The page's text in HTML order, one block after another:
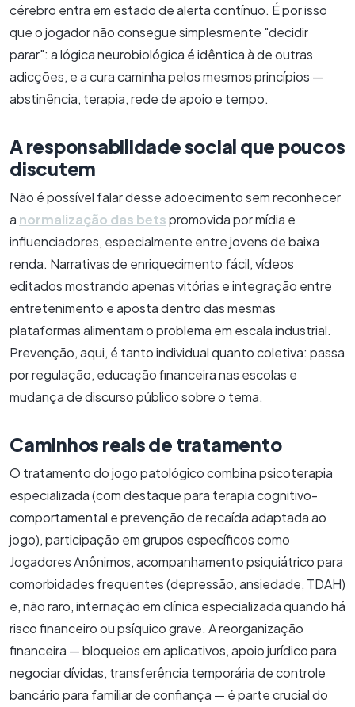
cérebro entra em estado de alerta contínuo. É por isso
que o jogador não consegue simplesmente "decidir
parar": a lógica neurobiológica é idêntica à de outras
adicções, e a cura caminha pelos mesmos princípios —
abstinência, terapia, rede de apoio e tempo.
A responsabilidade social que poucos
discutem
Não é possível falar desse adoecimento sem reconhecer
a normalização das betspromovida por mídia e
influenciadores, especialmente entre jovens de baixa
renda. Narrativas de enriquecimento fácil, vídeos
editados mostrando apenas vitórias e integração entre
entretenimento e aposta dentro das mesmas
plataformas alimentam o problema em escala industrial.
Prevenção, aqui, é tanto individual quanto coletiva: passa
por regulação, educação financeira nas escolas e
mudança de discurso público sobre o tema.
Caminhos reais de tratamento
O tratamento do jogo patológico combina psicoterapia
especializada (com destaque para terapia cognitivo-
comportamental e prevenção de recaída adaptada ao
jogo), participação em grupos específicos como
Jogadores Anônimos, acompanhamento psiquiátrico para
comorbidades frequentes (depressão, ansiedade, TDAH)
e, não raro, internação em clínica especializada quando há
risco financeiro ou psíquico grave. A reorganização
financeira — bloqueios em aplicativos, apoio jurídico para
negociar dívidas, transferência temporária de controle
bancário para familiar de confiança — é parte crucial do